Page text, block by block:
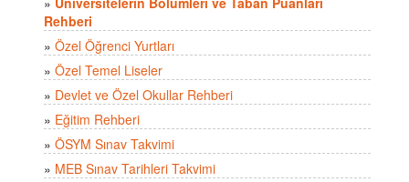
Rehberi
» Özel Öğrenci Yurtları
» Özel Temel Liseler
» Devlet ve Özel Okullar Rehberi
» Eğitim Rehberi
» ÖSYM Sınav Takvimi
» MEB Sınav Tarihleri Takvimi